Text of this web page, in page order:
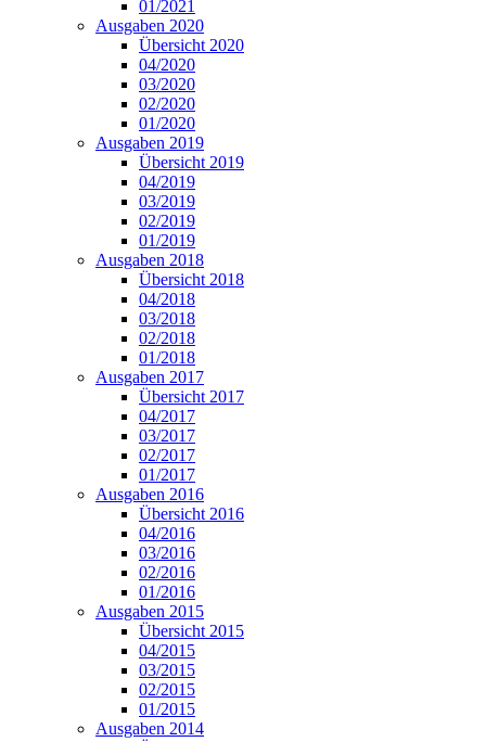
01/2021
Ausgaben 2020
Übersicht 2020
04/2020
03/2020
02/2020
01/2020
Ausgaben 2019
Übersicht 2019
04/2019
03/2019
02/2019
01/2019
Ausgaben 2018
Übersicht 2018
04/2018
03/2018
02/2018
01/2018
Ausgaben 2017
Übersicht 2017
04/2017
03/2017
02/2017
01/2017
Ausgaben 2016
Übersicht 2016
04/2016
03/2016
02/2016
01/2016
Ausgaben 2015
Übersicht 2015
04/2015
03/2015
02/2015
01/2015
Ausgaben 2014